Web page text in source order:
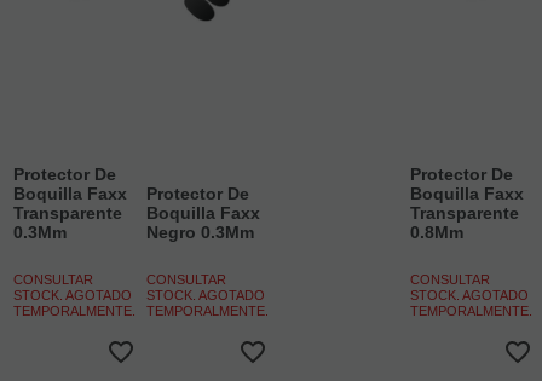
Protector De
Boquilla Faxx
Transparente
0.3Mm
CONSULTAR
STOCK. AGOTADO
TEMPORALMENTE.
Protector De
Boquilla Faxx
Negro 0.3Mm
CONSULTAR
STOCK. AGOTADO
TEMPORALMENTE.
Protector De
Boquilla Faxx
Transparente
0.8Mm
CONSULTAR
STOCK. AGOTADO
TEMPORALMENTE.